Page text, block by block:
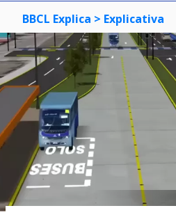
BBCL Explica > Explicativa